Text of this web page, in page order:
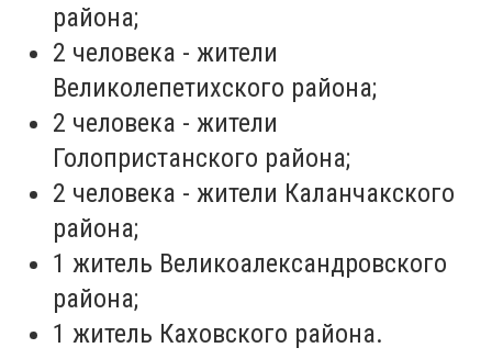
района;
2 человека - жители
Великолепетихского района;
2 человека - жители
Голопристанского района;
2 человека - жители Каланчакского
района;
1 житель Великоалександровского
района;
1 житель Каховского района.